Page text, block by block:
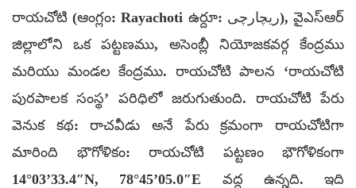
రాయచోటి (ఆంగ్లం: Rayachoti ఉర్దూ: ریچارچی), వైఎస్ఆర్
జిల్లాలోని ఒక పట్టణము, అసెంబ్లీ నియోజకవర్గ కేంద్రము
మరియు మండల కేంద్రము. రాయచోటి పాలన ‘రాయచోటి
పురపాలక సంస్థ’ పరిధిలో జరుగుతుంది. రాయచోటి పేరు
వెనుక కథ: రాచవీడు అనే పేరు క్రమంగా రాయచోటిగా
మారింది భౌగోళికం: రాయచోటి పట్టణం భౌగోళికంగా
14°03’33.4″N, 78°45’05.0″E వద్ద ఉన్నది. ఇది